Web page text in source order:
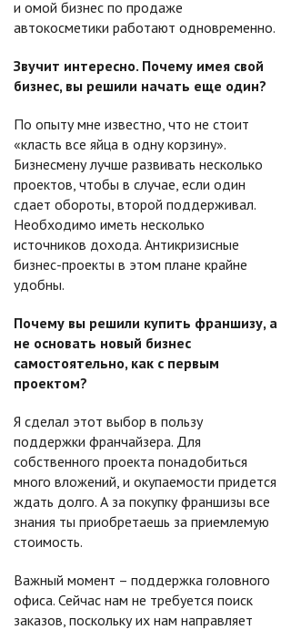
и омой бизнес по продаже
автокосметики работают одновременно.
Звучит интересно. Почему имея свой
бизнес, вы решили начать еще один?
По опыту мне известно, что не стоит
«класть все яйца в одну корзину».
Бизнесмену лучше развивать несколько
проектов, чтобы в случае, если один
сдает обороты, второй поддерживал.
Необходимо иметь несколько
источников дохода. Антикризисные
бизнес-проекты в этом плане крайне
удобны.
Почему вы решили купить франшизу, а
не основать новый бизнес
самостоятельно, как с первым
проектом?
Я сделал этот выбор в пользу
поддержки франчайзера. Для
собственного проекта понадобиться
много вложений, и окупаемости придется
ждать долго. А за покупку франшизы все
знания ты приобретаешь за приемлемую
стоимость.
Важный момент – поддержка головного
офиса. Сейчас нам не требуется поиск
заказов, поскольку их нам направляет